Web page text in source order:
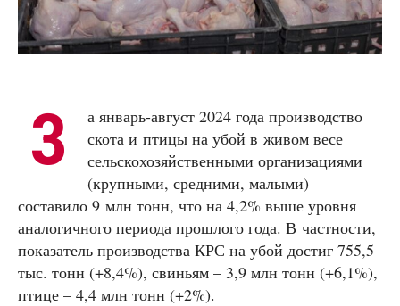
З
а январь-август 2024 года производство
скота и птицы на убой в живом весе
сельскохозяйственными организациями
(крупными, средними, малыми)
составило 9 млн тонн, что на 4,2% выше уровня
аналогичного периода прошлого года. В частности,
показатель производства КРС на убой достиг 755,5
тыс. тонн (+8,4%), свиньям – 3,9 млн тонн (+6,1%),
птице – 4,4 млн тонн (+2%).